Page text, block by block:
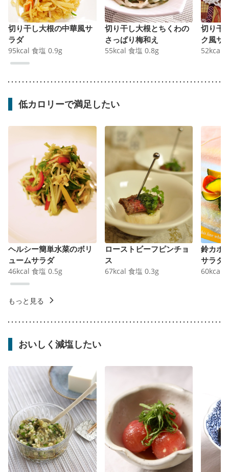
切り干し大根の中華風サ
ラダ
95kcal 食塩 0.9g
切り干し大根とちくわの
さっぱり梅和え
55kcal 食塩 0.8g
切り干
ク風サ
52kcal
低カロリーで満足したい
ヘルシー簡単水菜のボリ
ュームサラダ
46kcal 食塩 0.5g
ローストビーフピンチョ
ス
67kcal 食塩 0.3g
鈴カボ
サラダ
60kcal
もっと見る
おいしく減塩したい